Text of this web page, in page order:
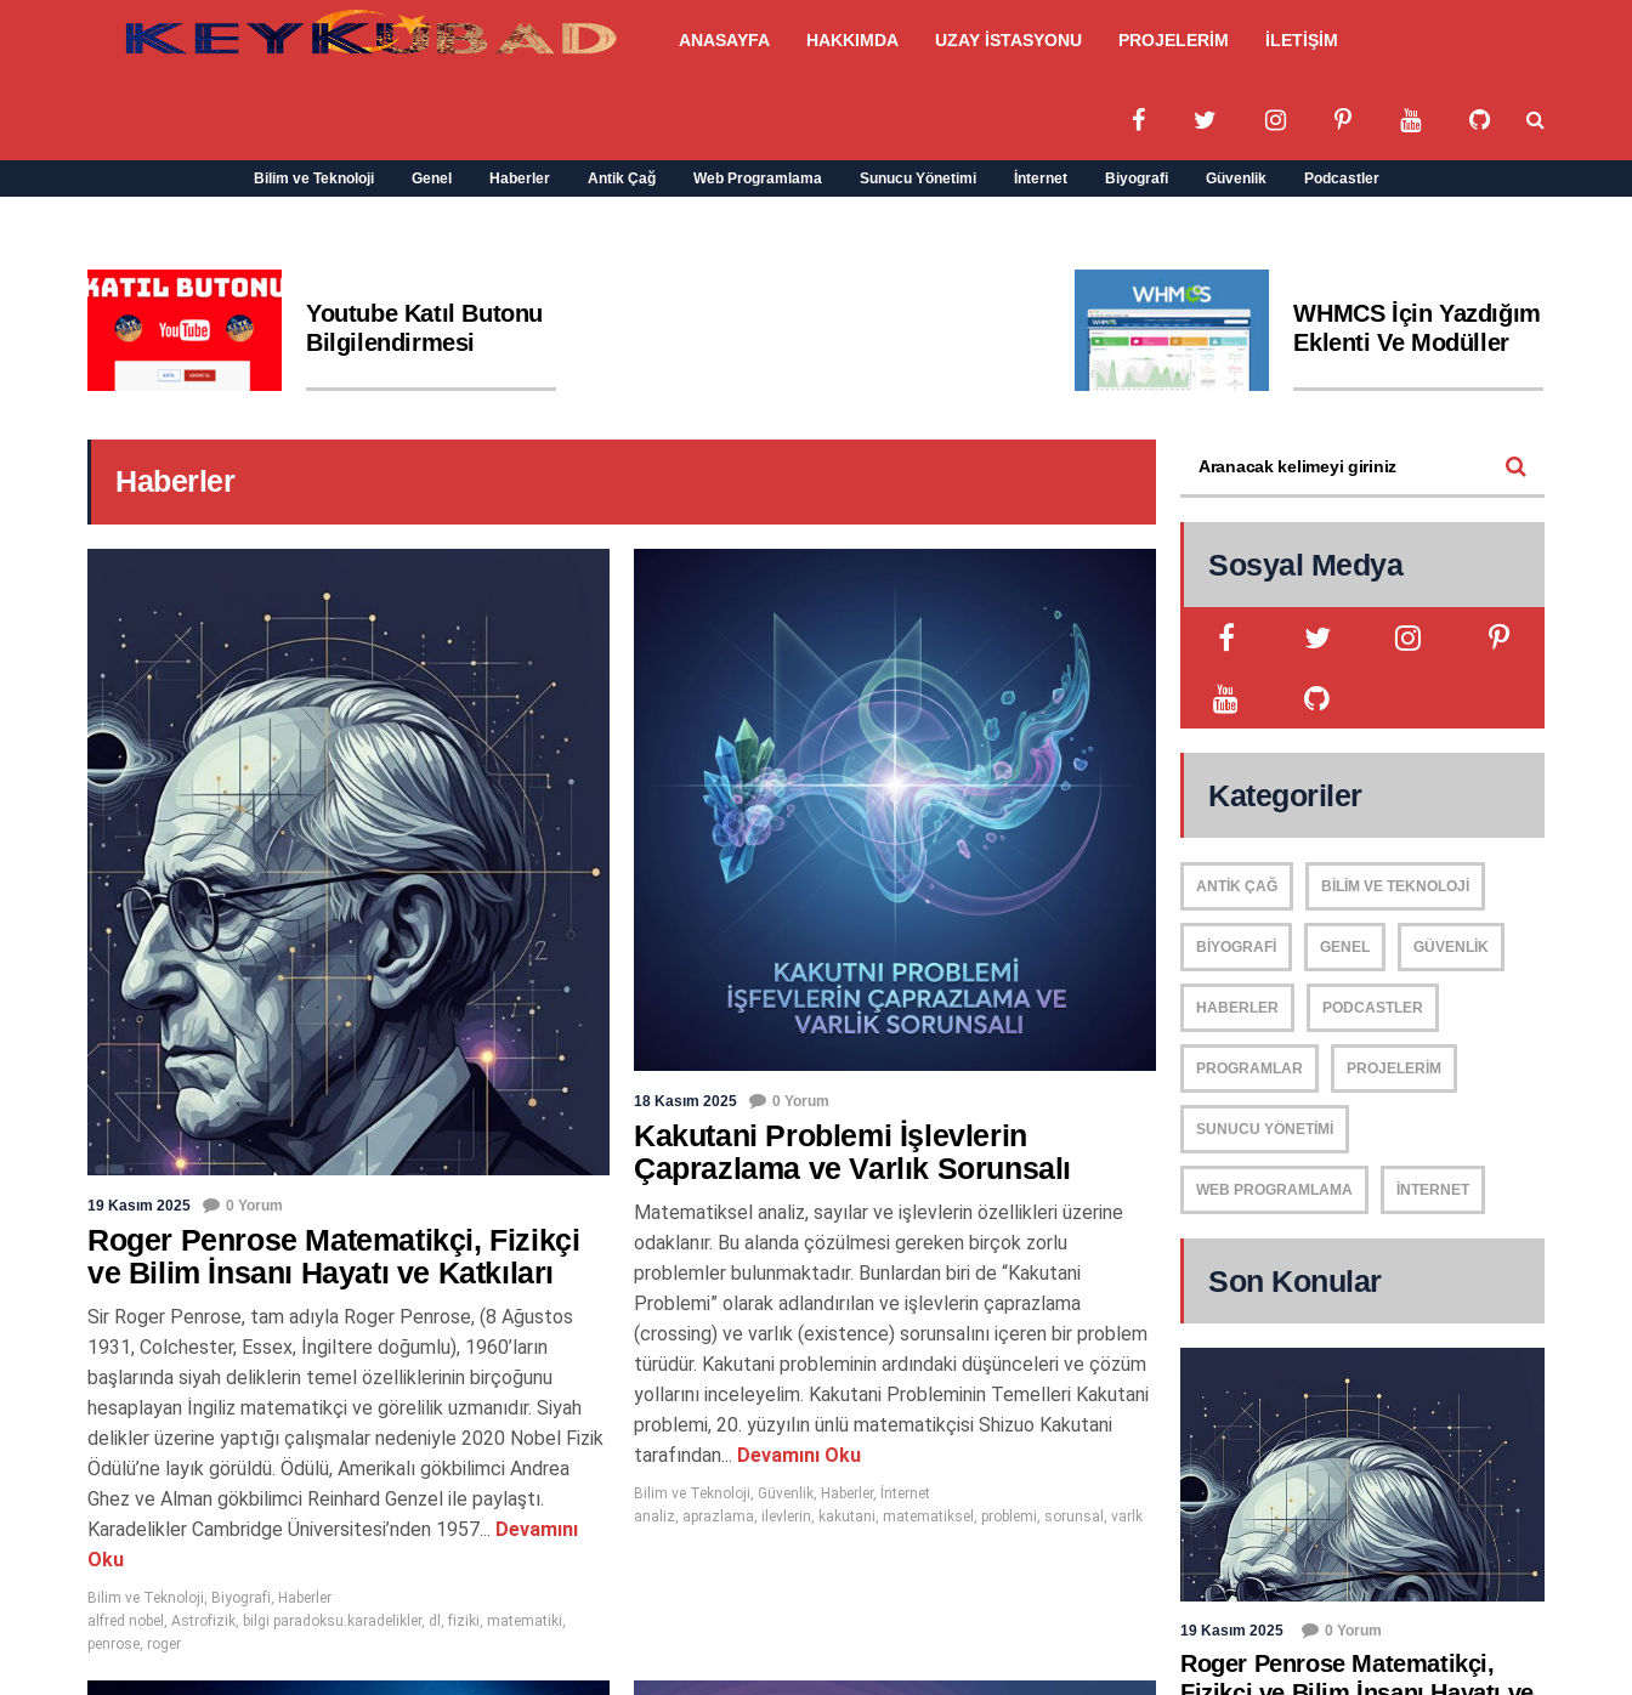
ANASAYFA HAKKIMDA UZAY İSTASYONU PROJELERİM İLETİŞİM
Bilim ve Teknoloji Genel Haberler Antik Çağ Web Programlama Sunucu Yönetimi İnternet Biyografi Güvenlik Podcastler
Youtube Katıl Butonu
Bilgilendirmesi
WHMCS İçin Yazdığım
Eklenti Ve Modüller
Haberler
19 Kasım 2025 0 Yorum
Roger Penrose Matematikçi, Fizikçi
ve Bilim İnsanı Hayatı ve Katkıları
Sir Roger Penrose, tam adıyla Roger Penrose, (8 Ağustos
1931, Colchester, Essex, İngiltere doğumlu), 1960’ların
başlarında siyah deliklerin temel özelliklerinin birçoğunu
hesaplayan İngiliz matematikçi ve görelilik uzmanıdır. Siyah
delikler üzerine yaptığı çalışmalar nedeniyle 2020 Nobel Fizik
Ödülü’ne layık görüldü. Ödülü, Amerikalı gökbilimci Andrea
Ghez ve Alman gökbilimci Reinhard Genzel ile paylaştı.
Karadelikler Cambridge Üniversitesi’nden 1957... Devamını
Oku
Bilim ve Teknoloji, Biyografi, Haberler
alfred nobel , Astrofizik, bilgi paradoksu.karadelikler, dl , fiziki, matematiki,
penrose, roger
18 Kasım 2025 0 Yorum
Kakutani Problemi İşlevlerin
Çaprazlama ve Varlık Sorunsalı
Matematiksel analiz, sayılar ve işlevlerin özellikleri üzerine
odaklanır. Bu alanda çözülmesi gereken birçok zorlu
problemler bulunmaktadır. Bunlardan biri de “Kakutani
Problemi” olarak adlandırılan ve işlevlerin çaprazlama
(crossing) ve varlık (existence) sorunsalını içeren bir problem
türüdür. Kakutani probleminin ardındaki düşünceleri ve çözüm
yollarını inceleyelim. Kakutani Probleminin Temelleri Kakutani
problemi, 20. yüzyılın ünlü matematikçisi Shizuo Kakutani
tarafından... Devamını Oku
Bilim ve Teknoloji, Güvenlik, Haberler, İnternet
analiz, aprazlama, ilevlerin, kakutani, matematiksel , problemi, sorunsal , varlk
Sosyal Medya
Kategoriler
ANTIK ÇAĞ BILIM VE TEKNOLOJI
BIYOGRAFI GENEL GÜVENLIK
HABERLER PODCASTLER
PROGRAMLAR PROJELERIM
SUNUCU YÖNETIMI
WEB PROGRAMLAMA İNTERNET
Son Konular
19 Kasım 2025 0 Yorum
Roger Penrose Matematikçi,